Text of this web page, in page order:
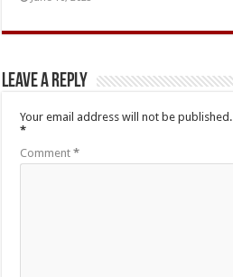
Leave a Reply
Your email address will not be published.
*
Comment*